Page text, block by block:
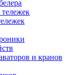
и кранов